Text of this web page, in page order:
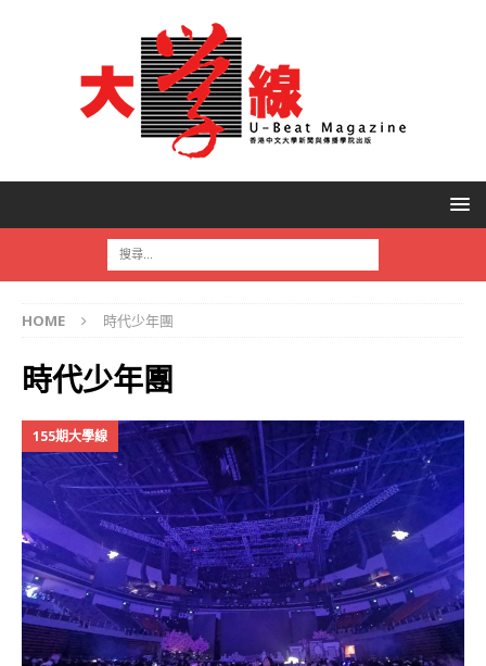
HOME 時代少年團
時代少年團
155期大學線